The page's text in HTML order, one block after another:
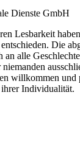
Dienste GmbH
Lesbarkeit
Die
an alle
willkommen und
Individualität.